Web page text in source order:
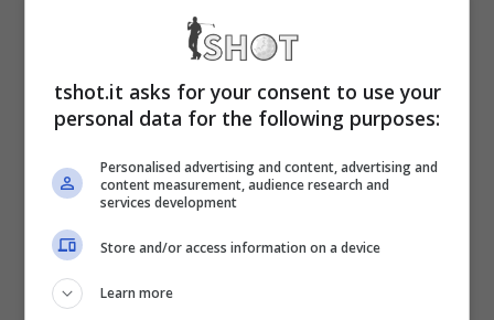
lanciato in tal sensouna sorta di report
parigino. Un enorme comprensorio, che
dei letti “di cartone”, composti infatti da
scatole compatte anziché da materiali
tshot.it asks for your consent to use your
personal data for the following purposes:
Personalised advertising and content, advertising and
content measurement, audience research and
services development
Store and/or access information on a device
Learn more